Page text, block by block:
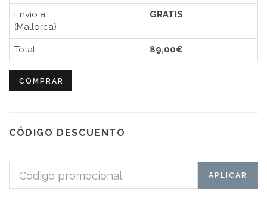
Envío a
(Mallorca)
GRATIS
Total 89,00€
COMPRAR
CÓDIGO DESCUENTO